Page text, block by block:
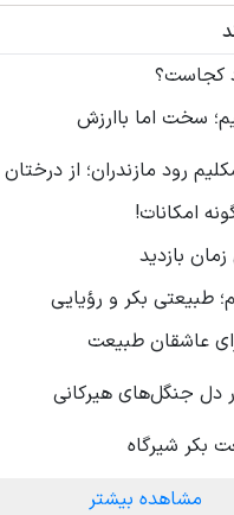
کجاست؟
سخت اما باارزش
رود مازندران؛ از
امکانات!
بازدید
طبیعتی بکر و رؤیایی
عاشقان طبیعت
دل جنگل‌های هیرکانی
بکر شیرگاه
برای تجربه
مشاهده بیشتر